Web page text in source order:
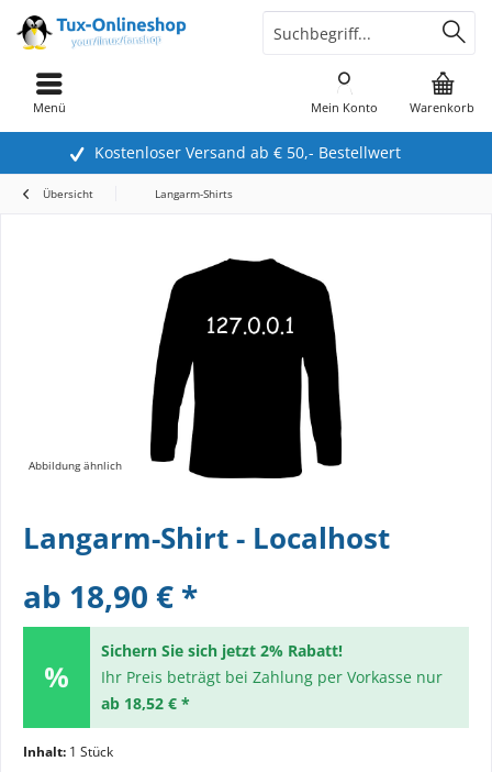
Kostenloser Versand ab € 50,- Bestellwert
Warenkorb
Mein Konto
Menü
Übersicht Langarm-Shirts
Abbildung ähnlich
Langarm-Shirt - Localhost
ab 18,90 € *
Sichern Sie sich jetzt 2% Rabatt!
Ihr Preis beträgt bei Zahlung per Vorkasse nur
ab 18,52 € *
Inhalt: 1 Stück